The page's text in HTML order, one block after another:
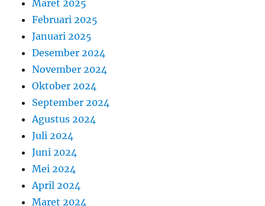
Maret 2025
Februari 2025
Januari 2025
Desember 2024
November 2024
Oktober 2024
September 2024
Agustus 2024
Juli 2024
Juni 2024
Mei 2024
April 2024
Maret 2024